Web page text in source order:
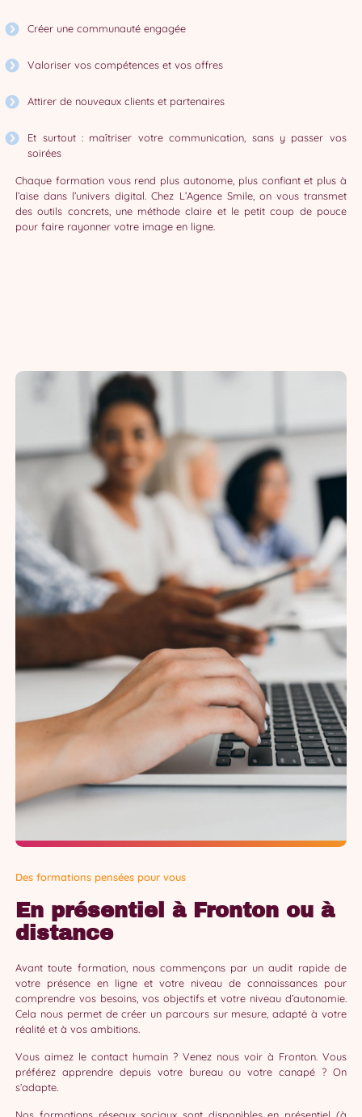
Créer une communauté engagée
Valoriser vos compétences et vos offres
Attirer de nouveaux clients et partenaires
Et surtout : maîtriser votre communication, sans y passer vos
soirées
Chaque formation vous rend plus autonome, plus confiant et plus à
l’aise dans l’univers digital. Chez L’Agence Smile, on vous transmet
des outils concrets, une méthode claire et le petit coup de pouce
pour faire rayonner votre image en ligne.
Des formations pensées pour vous
En présentiel à Fronton ou à
distance
Avant toute formation, nous commençons par un audit rapide de
votre présence en ligne et votre niveau de connaissances pour
comprendre vos besoins, vos objectifs et votre niveau d’autonomie.
Cela nous permet de créer un parcours sur mesure, adapté à votre
réalité et à vos ambitions.
Vous aimez le contact humain ? Venez nous voir à Fronton. Vous
préférez apprendre depuis votre bureau ou votre canapé ? On
s’adapte.